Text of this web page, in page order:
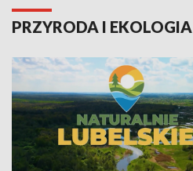
PRZYRODA I EKOLOGIA